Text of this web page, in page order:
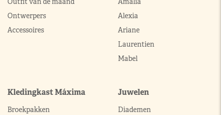
Ontwerpers
Accessoires
Alexia
Ariane
Laurentien
Mabel
Kledingkast Máxima
Broekpakken
Juwelen
Diademen